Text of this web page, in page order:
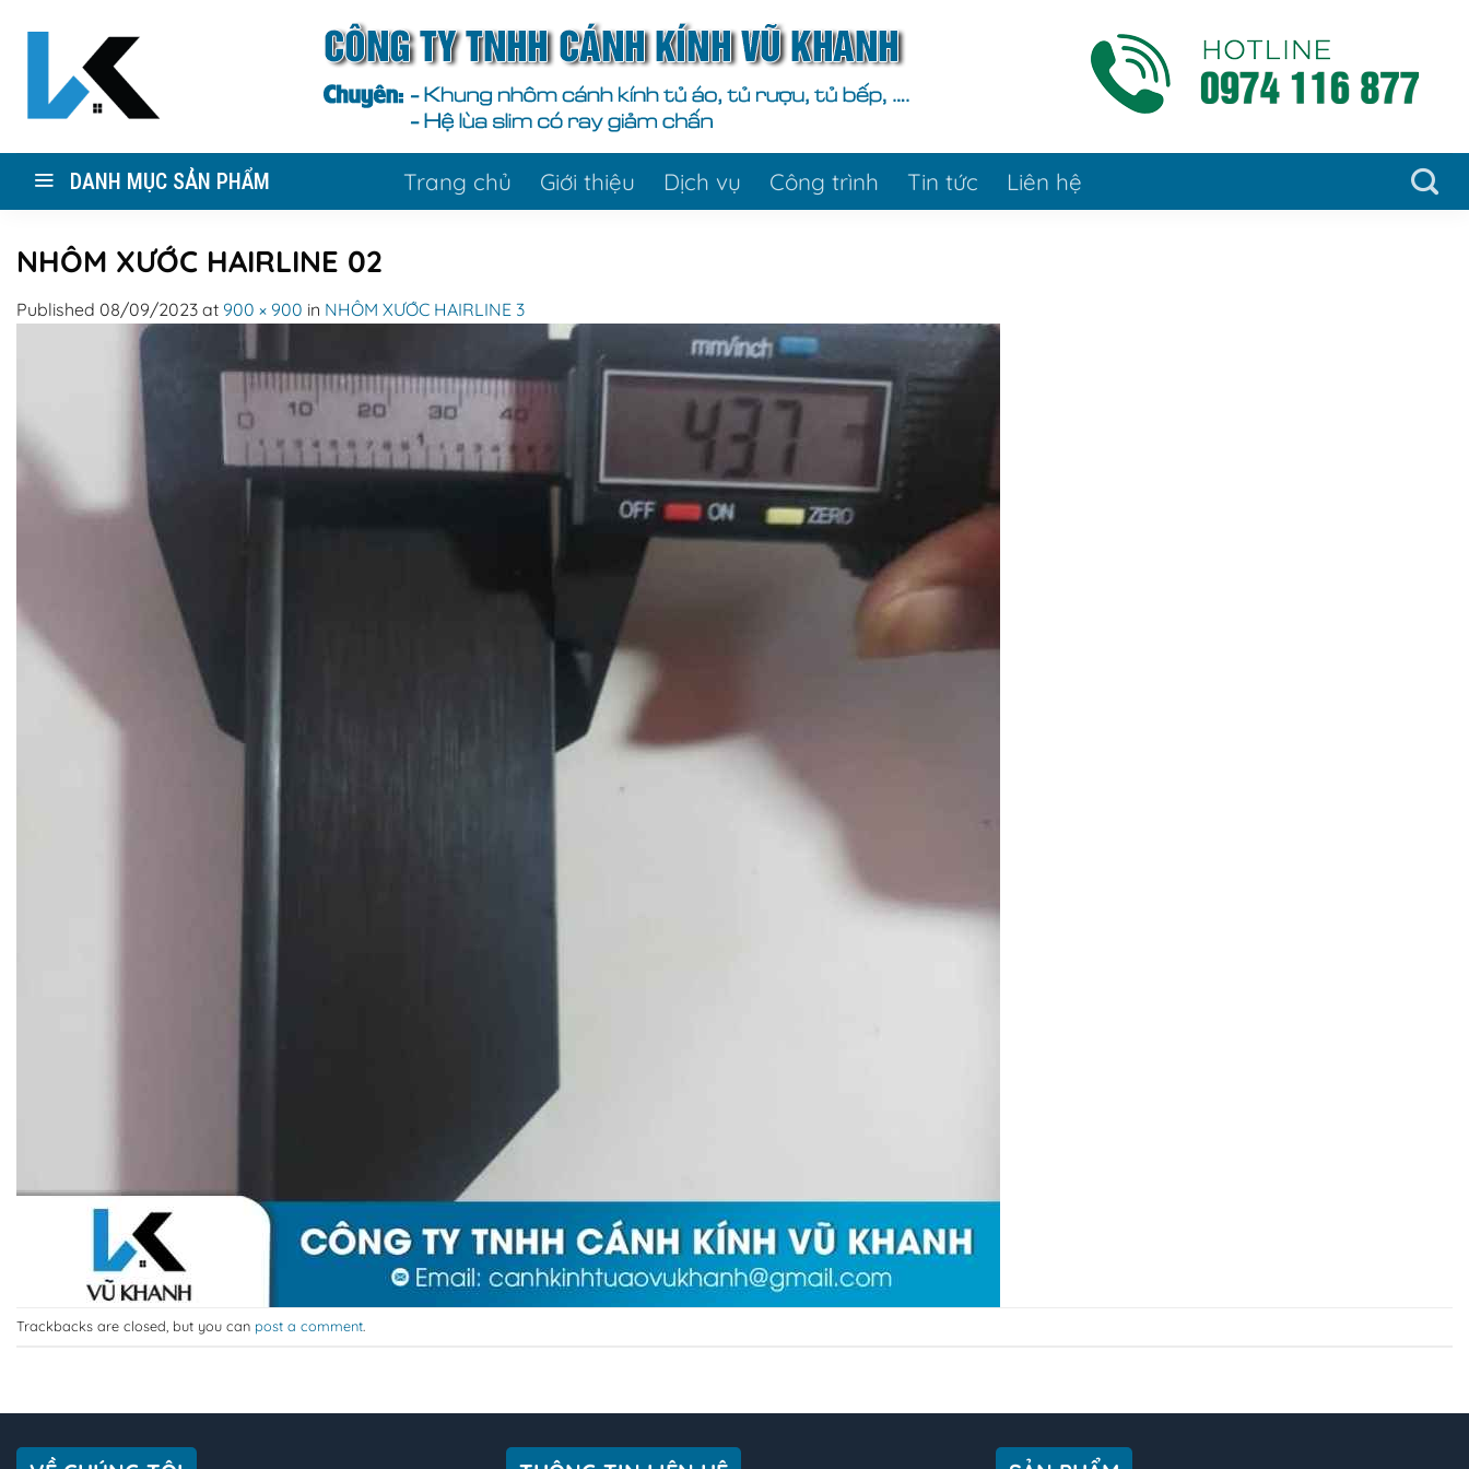
DANH MỤC SẢN PHẨM Trang chủ Giới thiệu Dịch vụ Công trình Tin tức Liên hệ
NHÔM XƯỚC HAIRLINE 02
Published 08/09/2023 at 900 × 900 in NHÔM XƯỚC HAIRLINE 3
Trackbacks are closed, but you can post a comment.